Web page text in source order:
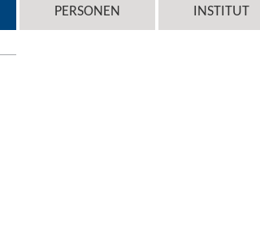
PERSONEN INSTITUT